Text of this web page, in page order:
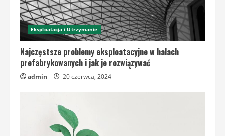
Eksploatacja i Utrzymanie
Najczęstsze problemy eksploatacyjne w halach
prefabrykowanych i jak je rozwiązywać
admin 20 czerwca, 2024